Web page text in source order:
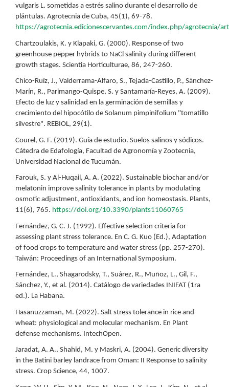
vulgaris L. sometidas a estrés salino durante el desarrollo de
plántulas. Agrotecnia de Cuba, 45(1), 69-78.
https://agrotecnia.edicionescervantes.com/index.php/agrotecnia/
Chartzoulakis, K. y Klapaki, G. (2000). Response of two
greenhouse pepper hybrids to NaCl salinity during different
growth stages. Scientia Horticulturae, 86, 247-260.
Chico-Ruíz, J., Valderrama-Alfaro, S., Tejada-Castillo, P., Sánchez-
Marín, R., Parimango-Quispe, S. y Santamaría-Reyes, A. (2009).
Efecto de luz y salinidad en la germinación de semillas y
crecimiento del hipocótilo de Solanum pimpinifolium "tomatillo
silvestre". REBIOL, 29(1).
Courel, G. F. (2019). Guía de estudio. Suelos salinos y sódicos.
Cátedra de Edafología, Facultad de Agronomía y Zootecnia,
Universidad Nacional de Tucumán.
Farouk, S. y Al-Huqail, A. A. (2022). Sustainable biochar and/or
melatonin improve salinity tolerance in plants by modulating
osmotic adjustment, antioxidants, and ion homeostasis. Plants,
11(6), 765. https://doi.org/10.3390/plants11060765
Fernández, G. C. J. (1992). Effective selection criteria for
assessing plant stress tolerance. En C. G. Kuo (Ed.), Adaptation
of food crops to temperature and water stress (pp. 257-270).
Taiwán: Proceedings of an International Symposium.
Fernández, L., Shagarodsky, T., Suárez, R., Muñoz, L., Gil, F.,
Sánchez, Y., et al. (2014). Catálogo de variedades INIFAT (1ra
ed.). La Habana.
Hasanuzzaman, M. (2022). Salt stress tolerance in rice and
wheat: physiological and molecular mechanism. En Plant
defense mechanisms. IntechOpen.
Jaradat, A. A., Shahid, M. y Maskri, A. (2004). Generic diversity
in the Batini barley landrace from Oman: II Response to salinity
stress. Crop Science, 44, 1007.